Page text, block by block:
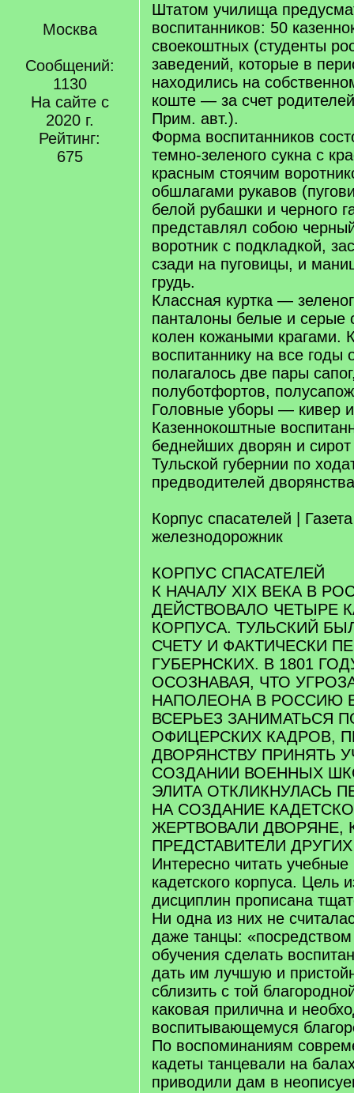
Москва
Сообщений:
1130
На сайте с
2020 г.
Рейтинг:
675
Штатом училища
воспитанников: 50
своекоштных (студенты
заведений, которые в
находились на
коште — за счет
Прим. авт.).
Форма воспитанников
темно-зеленого сукна с
красным стоячим
обшлагами рукавов
белой рубашки и черного
представлял собою
воротник с подкладкой,
сзади на пуговицы, и
грудь.
Классная куртка —
панталоны белые и
колен кожаными крагами.
воспитаннику на все годы
полагалось две пары
полуботфортов,
Головные уборы — кивер
Казеннокоштные
беднейших дворян и
Тульской губернии по
предводителей
Корпус спасателей |
железнодорожник
КОРПУС СПАСАТЕЛЕЙ
К НАЧАЛУ XIX ВЕКА В
ДЕЙСТВОВАЛО ЧЕТЫРЕ
КОРПУСА. ТУЛЬСКИЙ
СЧЕТУ И ФАКТИЧЕСКИ
ГУБЕРНСКИХ. В 1801
ОСОЗНАВАЯ, ЧТО
НАПОЛЕОНА В РОССИЮ
ВСЕРЬЕЗ ЗАНИМАТЬСЯ
ОФИЦЕРСКИХ КАДРОВ,
ДВОРЯНСТВУ ПРИНЯТЬ
СОЗДАНИИ ВОЕННЫХ
ЭЛИТА ОТКЛИКНУЛАСЬ
НА СОЗДАНИЕ
ЖЕРТВОВАЛИ ДВОРЯНЕ,
ПРЕДСТАВИТЕЛИ
Интересно читать
кадетского корпуса. Цель
дисциплин прописана
Ни одна из них не
даже танцы: «посредством
обучения сделать
дать им лучшую и
сблизить с той
каковая прилична и
воспитывающемуся
По воспоминаниям
кадеты танцевали на
приводили дам в